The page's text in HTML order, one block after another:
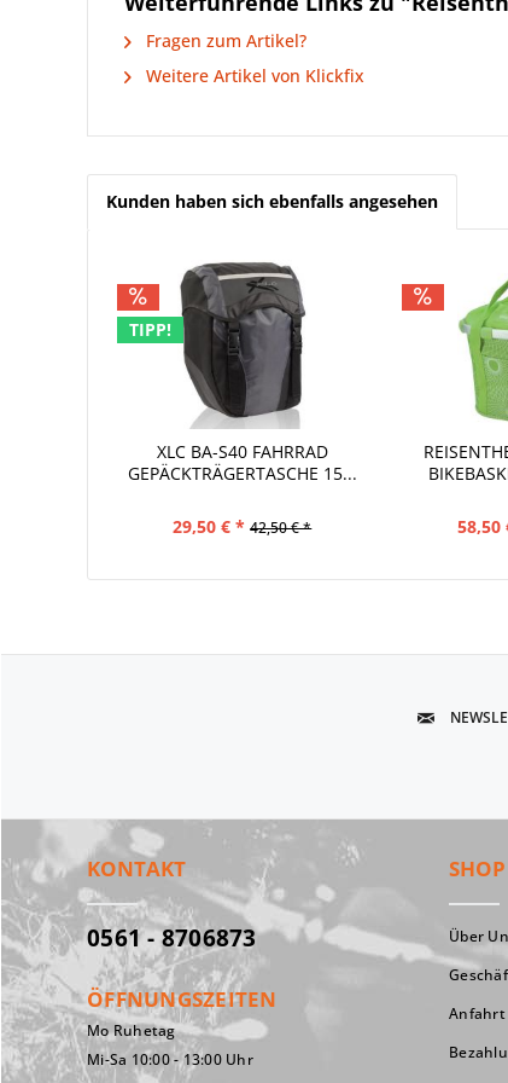
Fragen zum Artikel?
Weitere Artikel von Klickfix
Kunden haben sich ebenfalls angesehen
TIPP!
XLC BA-S40 FAHRRAD
GEPÄCKTRÄGERTASCHE 15...
29,50 € * 42,50 € * 58,50
KONTAKT
0561 - 8706873
ÖFFNUNGSZEITEN
Mo Ruhetag
Mi-Sa 10:00 - 13:00 Uhr
Über
Anfahrt